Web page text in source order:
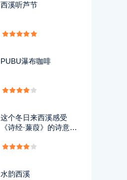
西溪听芦节
PUBU瀑布咖啡
这个冬日来西溪感受
《诗经·蒹葭》的诗意生
水韵西溪